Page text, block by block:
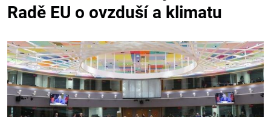
Radě EU o ovzduší a klimatu